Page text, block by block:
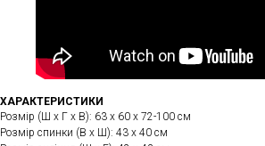
ХАРАКТЕРИСТИКИ
Розмір (Ш х Г х В): 63 х 60 х 72-100 см
Розмір спинки (В х Ш): 43 х 40 см